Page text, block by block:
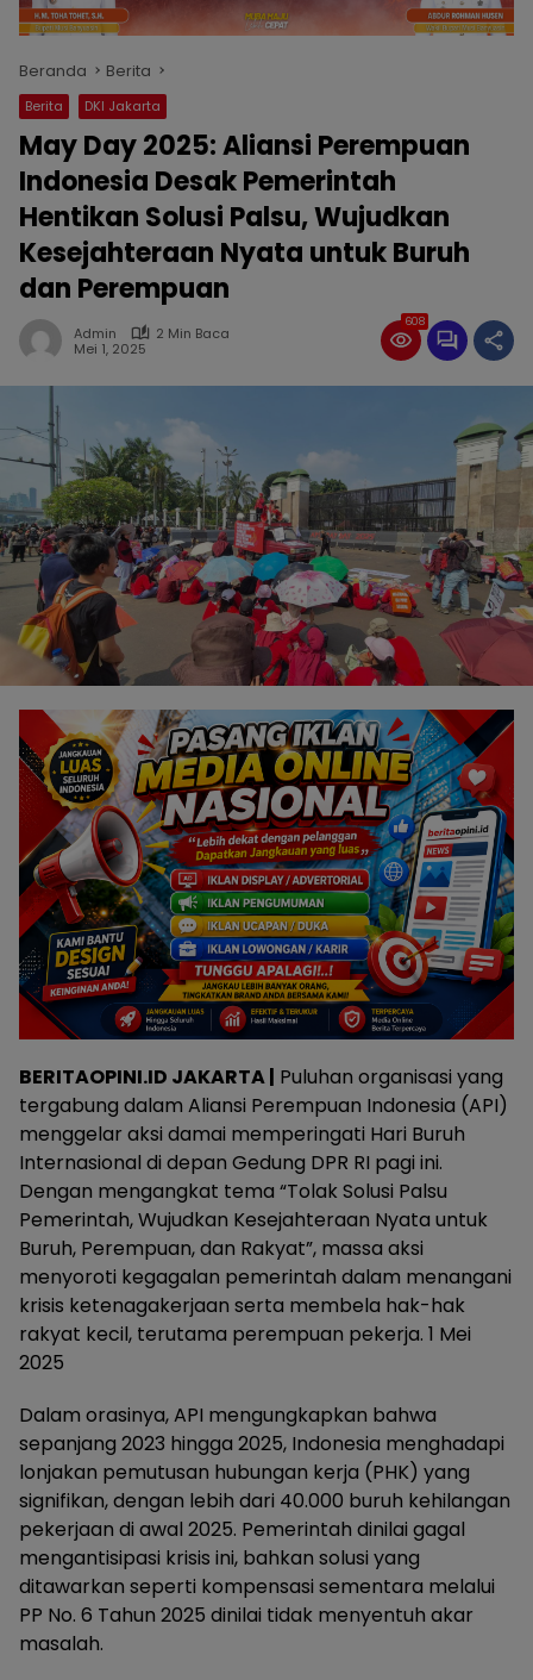
Beranda Berita
Berita DKI Jakarta
May Day 2025: Aliansi Perempuan
Indonesia Desak Pemerintah
Hentikan Solusi Palsu, Wujudkan
Kesejahteraan Nyata untuk Buruh
dan Perempuan
Admin
2 Min Baca
Mei 1, 2025
608
BERITAOPINI.ID JAKARTA | Puluhan organisasi yang
tergabung dalam Aliansi Perempuan Indonesia (API)
menggelar aksi damai memperingati Hari Buruh
Internasional di depan Gedung DPR RI pagi ini.
Dengan mengangkat tema “Tolak Solusi Palsu
Pemerintah, Wujudkan Kesejahteraan Nyata untuk
Buruh, Perempuan, dan Rakyat”, massa aksi
menyoroti kegagalan pemerintah dalam menangani
krisis ketenagakerjaan serta membela hak-hak
rakyat kecil, terutama perempuan pekerja. 1 Mei
2025
Dalam orasinya, API mengungkapkan bahwa
sepanjang 2023 hingga 2025, Indonesia menghadapi
lonjakan pemutusan hubungan kerja (PHK) yang
signifikan, dengan lebih dari 40.000 buruh kehilangan
pekerjaan di awal 2025. Pemerintah dinilai gagal
mengantisipasi krisis ini, bahkan solusi yang
ditawarkan seperti kompensasi sementara melalui
PP No. 6 Tahun 2025 dinilai tidak menyentuh akar
masalah.